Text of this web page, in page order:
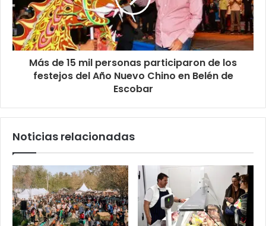
Más de 15 mil personas participaron de los
festejos del Año Nuevo Chino en Belén de
Escobar
Noticias relacionadas